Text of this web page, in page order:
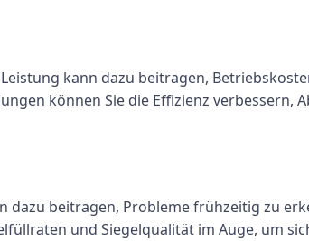
kann dazu beitragen,
können Sie die Effizienz verbessern,
dazu beitragen, Probleme frühzeitig zu
und Siegelqualität im Auge, um